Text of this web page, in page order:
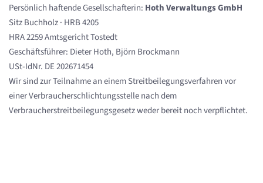
Persönlich haftende Gesellschafterin: Hoth Verwaltungs GmbH
Sitz Buchholz · HRB 4205
HRA 2259 Amtsgericht Tostedt
Geschäftsführer: Dieter Hoth, Björn Brockmann
USt-IdNr. DE 202671454
Wir sind zur Teilnahme an einem Streitbeilegungsverfahren vor
einer Verbraucherschlichtungsstelle nach dem
Verbraucherstreitbeilegungsgesetz weder bereit noch verpflichtet.